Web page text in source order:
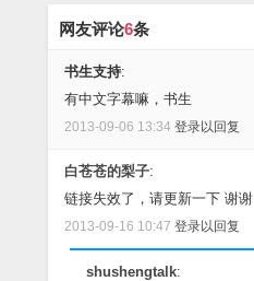
网友评论6条
书生支持:
有中文字幕嘛，书生
2013-09-06 13:34 登录以回复
白苍苍的梨子:
链接失效了，请更新一下 谢谢
2013-09-16 10:47 登录以回复
shushengtalk: